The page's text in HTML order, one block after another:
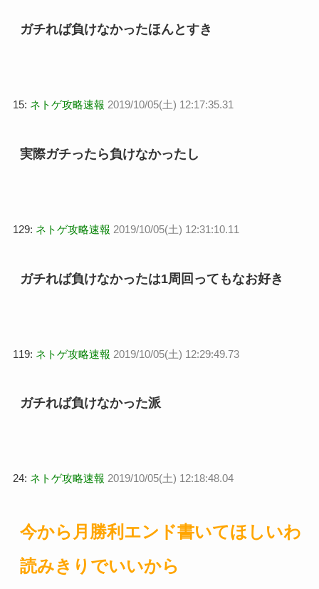
ガチれば負けなかったほんとすき
15: ネトゲ攻略速報 2019/10/05(土) 12:17:35.31
実際ガチったら負けなかったし
129: ネトゲ攻略速報 2019/10/05(土) 12:31:10.11
ガチれば負けなかったは1周回ってもなお好き
119: ネトゲ攻略速報 2019/10/05(土) 12:29:49.73
ガチれば負けなかった派
24: ネトゲ攻略速報 2019/10/05(土) 12:18:48.04
今から月勝利エンド書いてほしいわ
読みきりでいいから